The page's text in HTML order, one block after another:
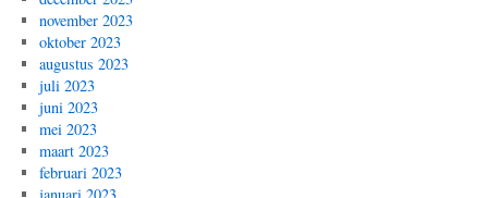
november 2023
oktober 2023
augustus 2023
juli 2023
juni 2023
mei 2023
maart 2023
februari 2023